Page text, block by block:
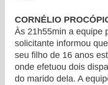
CORNÉLIO
Às 21h55min a equipe
solicitante informou
seu filho de 16 anos
onde efetuou dois
do marido dela. A